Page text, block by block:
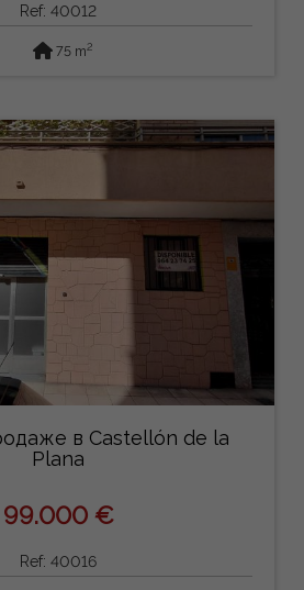
Ref: 40012
75 m2
в Castellón de la
Plana
99.000 €
Ref: 40016